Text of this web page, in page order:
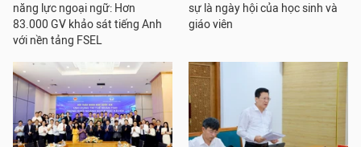
năng lực ngoại ngữ: Hơn
83.000 GV khảo sát tiếng Anh
với nền tảng FSEL
sự là ngày hội của học sinh và
giáo viên